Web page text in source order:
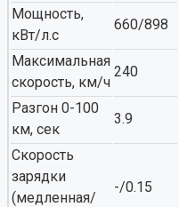
Мощность,
кВт/л.с
660/898
Максимальная
скорость, км/ч
240
Разгон 0-100
км, сек
3.9
Скорость
зарядки
(медленная/
-/0.15